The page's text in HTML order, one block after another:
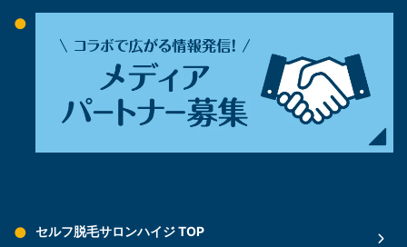
セルフ脱毛サロンハイジ TOP